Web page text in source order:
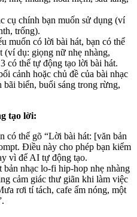
cụ chính bạn muốn sử dụng (ví
trống).
muốn có lời bài hát, bạn có thể
(ví dụ: giọng nữ nhẹ nhàng,
có thể tự động tạo lời bài hát.
cảnh hoặc chủ đề của bài nhạc
bãi biển, buổi sáng trong rừng,
tạo lời:
có thể gõ “Lời bài hát: [văn bản
Điều này cho phép bạn kiểm
vì để AI tự động tạo.
nhạc lo-fi hip-hop nhẹ nhàng
cảm giác thư giãn khi làm việc
rơi tí tách, cafe ấm nóng, một